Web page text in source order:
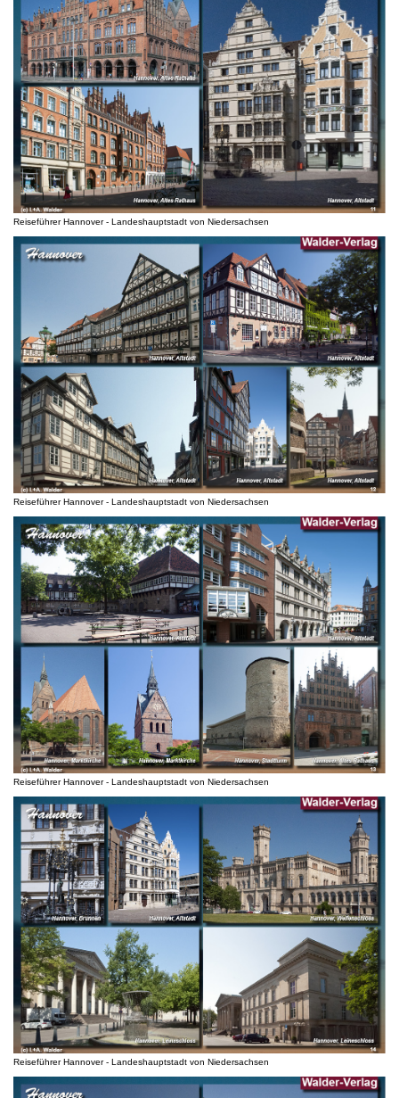
Reiseführer Hannover - Landeshauptstadt von Niedersachsen
Reiseführer Hannover - Landeshauptstadt von Niedersachsen
Reiseführer Hannover - Landeshauptstadt von Niedersachsen
Reiseführer Hannover - Landeshauptstadt von Niedersachsen